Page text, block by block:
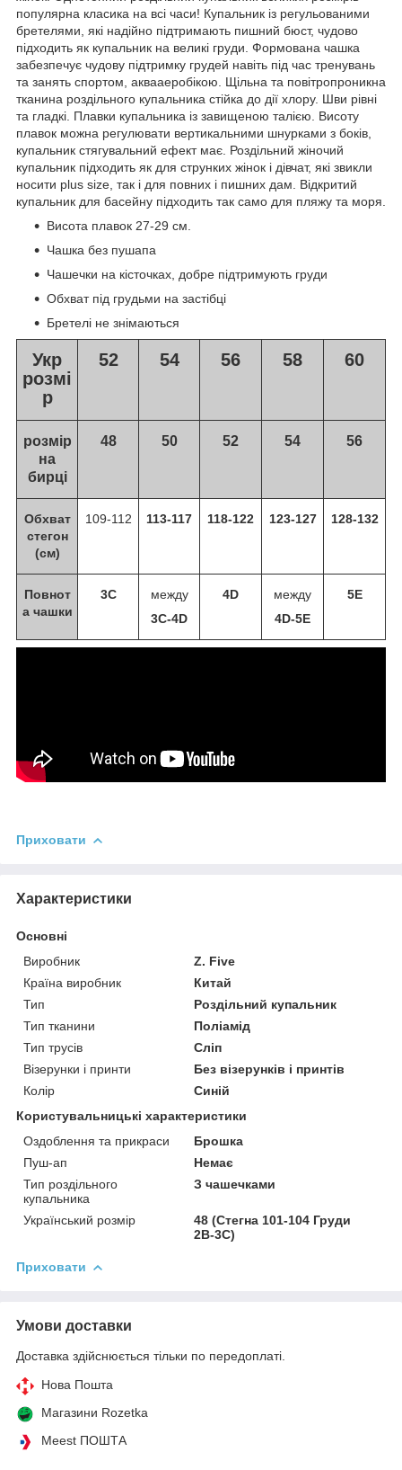
популярна класика на всі часи! Купальник із регульованими
бретелями, які надійно підтримають пишний бюст, чудово
підходить як купальник на великі груди. Формована чашка
забезпечує чудову підтримку грудей навіть під час тренувань
та занять спортом, аквааеробікою. Щільна та повітропроникна
тканина роздільного купальника стійка до дії хлору. Шви рівні
та гладкі. Плавки купальника із завищеною талією. Висоту
плавок можна регулювати вертикальними шнурками з боків,
купальник стягувальний ефект має. Роздільний жіночий
купальник підходить як для струнких жінок і дівчат, які звикли
носити plus size, так і для повних і пишних дам. Відкритий
купальник для басейну підходить так само для пляжу та моря.
Висота плавок 27-29 см.
Чашка без пушапа
Чашечки на кісточках, добре підтримують груди
Обхват під грудьми на застібці
Бретелі не знімаються
Укр
розмі
р
52 54 56 58 60
розмір
на
бирці
48 50 52 54 56
Обхват
стегон
(см)
109-112 113-117 118-122 123-127 128-132
Повнот
а чашки
3C
между
3C-4D
4D
между
4D-5E
5E
Приховати
Характеристики
Основні
Виробник
Z. Five
Країна виробник
Китай
Тип
Роздільний купальник
Тип тканини
Поліамід
Тип трусів
Сліп
Візерунки і принти
Без візерунків і принтів
Колір
Синій
Користувальницькі характеристики
Оздоблення та прикраси
Брошка
Пуш-ап
Немає
Тип роздільного
купальника
З чашечками
Український розмір
48 (Стегна 101-104 Груди
2В-3С)
Приховати
Умови доставки
Доставка здійснюється тільки по передоплаті.
Нова Пошта
Магазини Rozetka
Meest ПОШТА